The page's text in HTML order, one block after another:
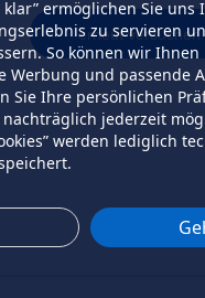
ermöglichen Sie uns
zu servieren
So können wir Ihnen
Werbung und passende
Sie Ihre persönlichen
jederzeit
werden lediglich
erneut versuchen